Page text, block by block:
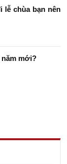
lễ chùa bạn nên
năm mới?